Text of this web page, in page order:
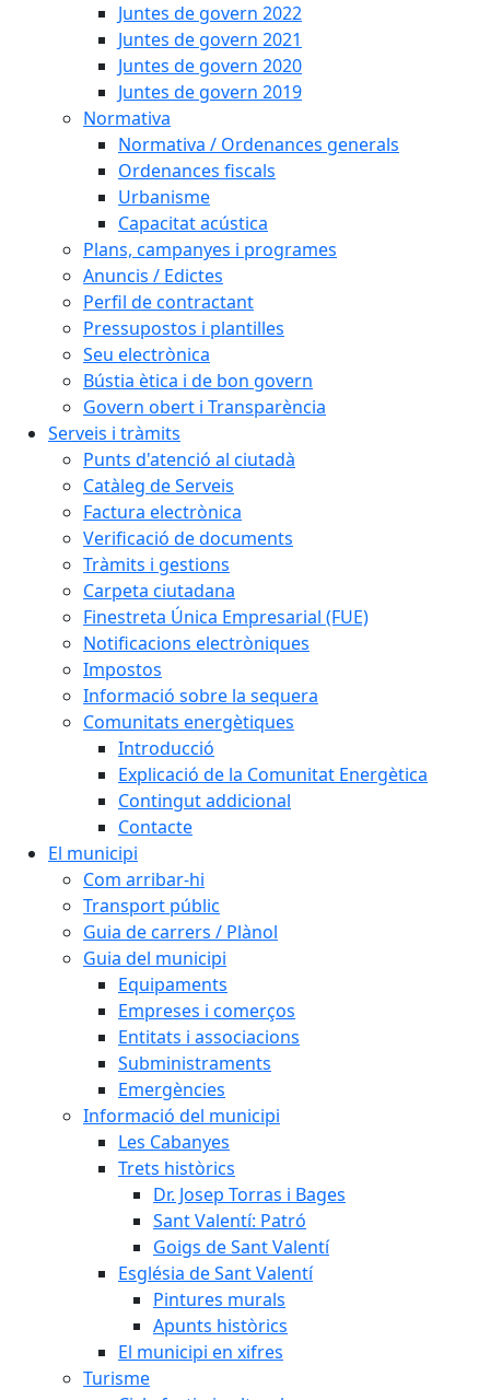
Juntes de govern 2022
Juntes de govern 2021
Juntes de govern 2020
Juntes de govern 2019
Normativa
Normativa / Ordenances generals
Ordenances fiscals
Urbanisme
Capacitat acústica
Plans, campanyes i programes
Anuncis / Edictes
Perfil de contractant
Pressupostos i plantilles
Seu electrònica
Bústia ètica i de bon govern
Govern obert i Transparència
Serveis i tràmits
Punts d'atenció al ciutadà
Catàleg de Serveis
Factura electrònica
Verificació de documents
Tràmits i gestions
Carpeta ciutadana
Finestreta Única Empresarial (FUE)
Notificacions electròniques
Impostos
Informació sobre la sequera
Comunitats energètiques
Introducció
Explicació de la Comunitat Energètica
Contingut addicional
Contacte
El municipi
Com arribar-hi
Transport públic
Guia de carrers / Plànol
Guia del municipi
Equipaments
Empreses i comerços
Entitats i associacions
Subministraments
Emergències
Informació del municipi
Les Cabanyes
Trets històrics
Dr. Josep Torras i Bages
Sant Valentí: Patró
Goigs de Sant Valentí
Església de Sant Valentí
Pintures murals
Apunts històrics
El municipi en xifres
Turisme